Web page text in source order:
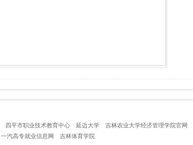
四平市职业技术教育中心 延边大学 吉林农业大学经济管理学院官网
一汽高专就业信息网 吉林体育学院